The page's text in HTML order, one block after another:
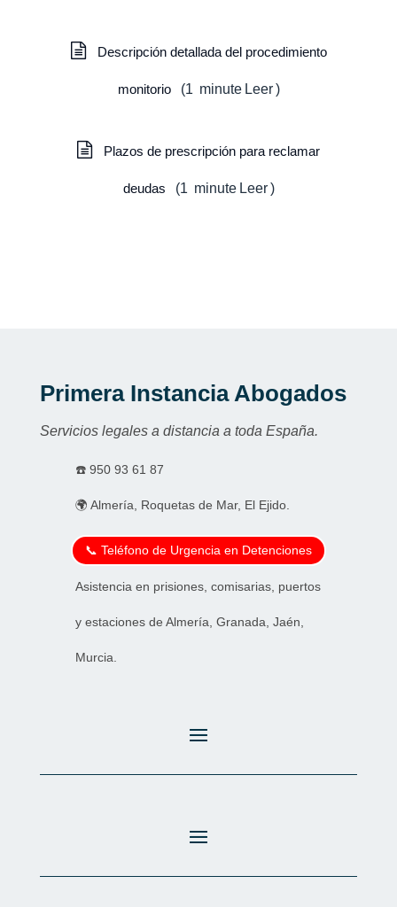
Descripción detallada del procedimiento
monitorio (1 minute Leer )
Plazos de prescripción para reclamar
deudas (1 minute Leer )
Primera Instancia Abogados
Servicios legales a distancia a toda España.
☎️ 950 93 61 87
🌍 Almería, Roquetas de Mar, El Ejido.
📞 Teléfono de Urgencia en Detenciones
Asistencia en prisiones, comisarias, puertos
y estaciones de Almería, Granada, Jaén,
Murcia.